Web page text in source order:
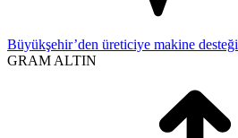
Büyükşehir’den üreticiye makine desteği
GRAM ALTIN